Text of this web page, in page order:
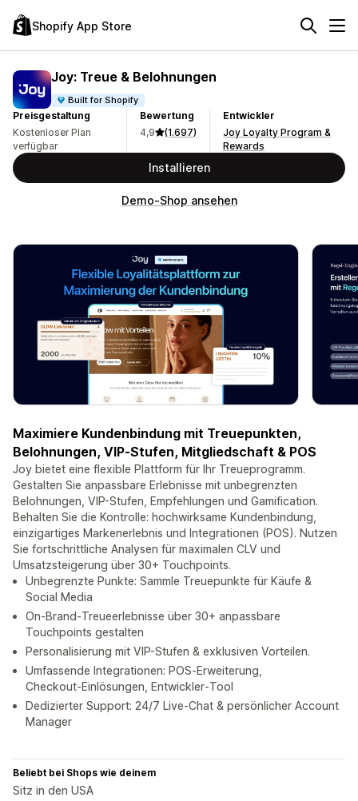
Shopify App Store
Joy: Treue & Belohnungen
Built for Shopify
Preisgestaltung
Kostenloser Plan
verfügbar
Bewertung
4,9
(1.697)
Entwickler
Joy Loyalty Program &
Rewards
Installieren
Demo-Shop ansehen
Maximiere Kundenbindung mit Treuepunkten,
Belohnungen, VIP‑Stufen, Mitgliedschaft & POS
Joy bietet eine flexible Plattform für Ihr Treueprogramm.
Gestalten Sie anpassbare Erlebnisse mit unbegrenzten
Belohnungen, VIP-Stufen, Empfehlungen und Gamification.
Behalten Sie die Kontrolle: hochwirksame Kundenbindung,
einzigartiges Markenerlebnis und Integrationen (POS). Nutzen
Sie fortschrittliche Analysen für maximalen CLV und
Umsatzsteigerung über 30+ Touchpoints.
Unbegrenzte Punkte: Sammle Treuepunkte für Käufe &
Social Media
On‑Brand‑Treueerlebnisse über 30+ anpassbare
Touchpoints gestalten
Personalisierung mit VIP-Stufen & exklusiven Vorteilen.
Umfassende Integrationen: POS‑Erweiterung,
Checkout‑Einlösungen, Entwickler‑Tool
Dedizierter Support: 24/7 Live‑Chat & persönlicher Account
Manager
Beliebt bei Shops wie deinem
Sitz in den USA